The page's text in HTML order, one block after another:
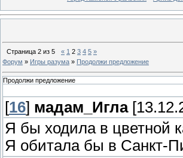
Страница 2 из 5 « 1 2 3 4 5 »
Форум » Игры разума » Продолжи предложение
Продолжи предложение
[16] мадам_Игла
Я бы ходила в цветной
Я обитала бы в Санкт-